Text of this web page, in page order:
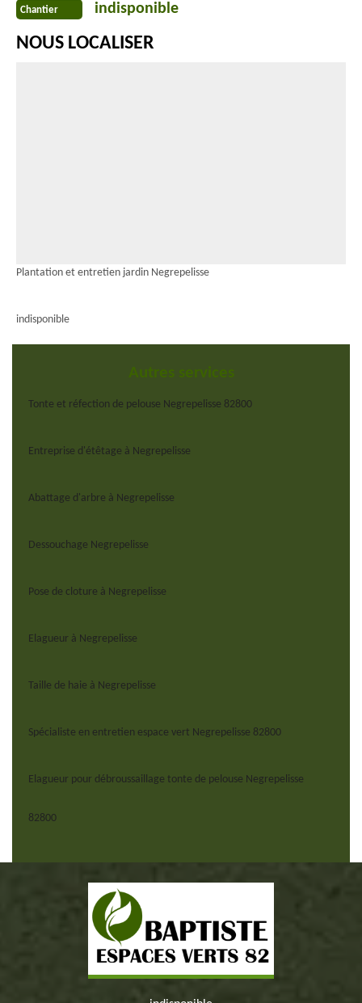
Chantier indisponible
NOUS LOCALISER
Plantation et entretien jardin Negrepelisse
indisponible
Autres services
Tonte et réfection de pelouse Negrepelisse 82800
Entreprise d'étêtage à Negrepelisse
Abattage d'arbre à Negrepelisse
Dessouchage Negrepelisse
Pose de cloture à Negrepelisse
Elagueur à Negrepelisse
Taille de haie à Negrepelisse
Spécialiste en entretien espace vert Negrepelisse 82800
Elagueur pour débroussaillage tonte de pelouse Negrepelisse
82800